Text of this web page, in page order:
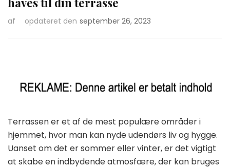
af opdateret den september 26, 2023
Terrassen er et af de mest populære områder i
hjemmet, hvor man kan nyde udendørs liv og hygge.
Uanset om det er sommer eller vinter, er det vigtigt
at skabe en indbydende atmosfære, der kan bruges